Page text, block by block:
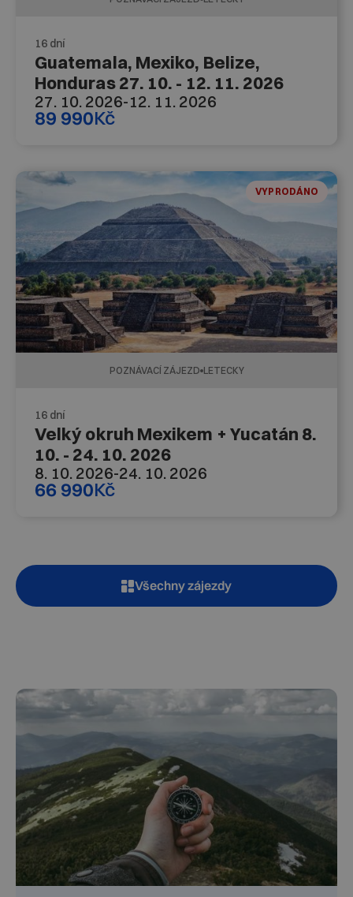
16 dní
Guatemala, Mexiko, Belize,
Honduras 27. 10. - 12. 11. 2026
27. 10. 2026-12. 11. 2026
89 990Kč
VYPRODÁNO
POZNÁVACÍ ZÁJEZD LETECKY
16 dní
Velký okruh Mexikem + Yucatán 8.
10. - 24. 10. 2026
8. 10. 2026-24. 10. 2026
66 990Kč
Všechny zájezdy